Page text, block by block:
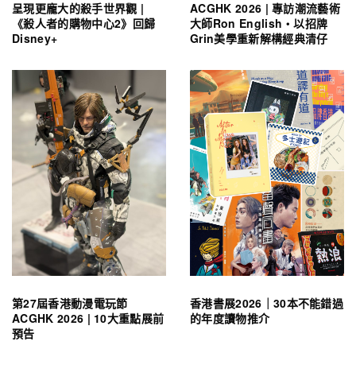
呈現更龐大的殺手世界觀 |
《殺人者的購物中心2》回歸
Disney+
ACGHK 2026 | 專訪潮流藝術
大師Ron English・以招牌
Grin美學重新解構經典清仔
第27屆香港動漫電玩節
ACGHK 2026 | 10大重點展前
預告
香港書展2026｜30本不能錯過
的年度讀物推介